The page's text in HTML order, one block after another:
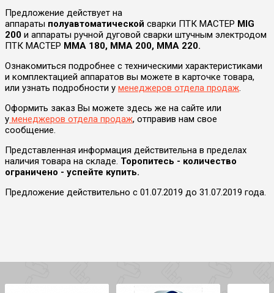
Предложение действует на
аппараты полуавтоматической сварки ПТК МАСТЕР MIG
200 и аппараты ручной дуговой сварки штучным электродом
ПТК МАСТЕР MMA 180, MMA 200, MMA 220.
Ознакомиться подробнее с техническими характеристиками
и комплектацией аппаратов вы можете в карточке товара,
или узнать подробности у менеджеров отдела продаж.
Оформить заказ Вы можете здесь же на сайте или
у менеджеров отдела продаж, отправив нам свое
сообщение.
Представленная информация действительна в пределах
наличия товара на складе. Торопитесь - количество
ограничено - успейте купить.
Предложение действительно с 01.07.2019 до 31.07.2019 года.